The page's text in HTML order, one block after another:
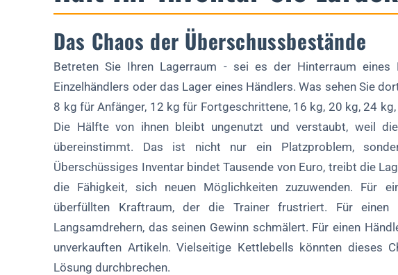
Echte Siege, die es beweisen
Sind Sie bereit, Ihr Inventar zu vereinfachen?
Jetzt die Kontrolle übernehmen
Ernten Sie die Belohnungen
Sind Sie bereit, Ihr Kettlebell-Inventar zu rationalisieren?
Das Chaos der Überschussbestände
Betreten Sie Ihren Lagerraum - sei es der Hinterraum eines
Einzelhändlers oder das Lager eines Händlers. Was sehen Sie
8 kg für Anfänger, 12 kg für Fortgeschrittene, 16 kg, 20 kg, 24
Die Hälfte von ihnen bleibt ungenutzt und verstaubt, weil
übereinstimmt. Das ist nicht nur ein Platzproblem,
Überschüssiges Inventar bindet Tausende von Euro, treibt die
die Fähigkeit, sich neuen Möglichkeiten zuzuwenden. Für
überfüllten Kraftraum, der die Trainer frustriert. Für
Langsamdrehern, das seinen Gewinn schmälert. Für einen
unverkauften Artikeln. Vielseitige Kettlebells könnten dieses
Lösung durchbrechen.